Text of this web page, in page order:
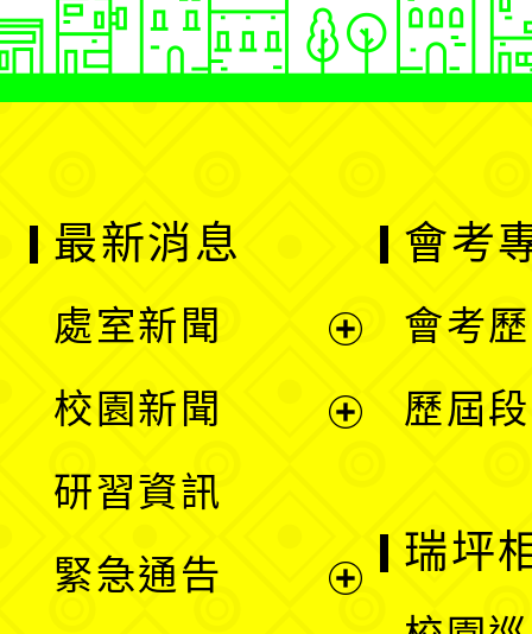
最新消息
處室新聞
單
校園新聞
選
研習資訊
緊急通告
會考
會考
歷屆
瑞坪